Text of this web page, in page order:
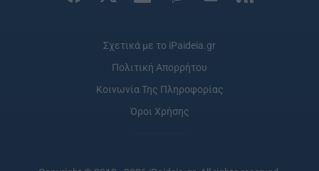
Σχετικά με το iPaideia.gr
Πολιτική Απορρήτου
Κοινωνία Της Πληροφορίας
Όροι Χρήσης